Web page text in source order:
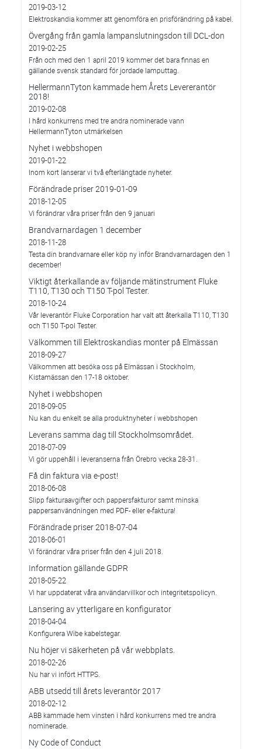
2019-03-12
Elektroskandia kommer att genomföra en prisförändring på kabel.
Övergång från gamla lampanslutningsdon till DCL-don
2019-02-25
Från och med den 1 april 2019 kommer det bara finnas en
gällande svensk standard för jordade lamputtag.
HellermannTyton kammade hem Årets Levererantör
2018!
2019-02-08
I hård konkurrens med tre andra nominerade vann
HellermannTyton utmärkelsen
Nyhet i webbshopen
2019-01-22
Inom kort lanserar vi två efterlängtade nyheter.
Förändrade priser 2019-01-09
2018-12-05
Vi förändrar våra priser från den 9 januari
Brandvarnardagen 1 december
2018-11-28
Testa din brandvarnare eller köp ny inför Brandvarnardagen den 1
december!
Viktigt återkallande av följande mätinstrument Fluke
T110, T130 och T150 T-pol Tester.
2018-10-24
Vår leverantör Fluke Corporation har valt att återkalla T110, T130
och T150 T-pol Tester.
Välkommen till Elektroskandias monter på Elmässan
2018-09-27
Välkommen att besöka oss på Elmässan i Stockholm,
Kistamässan den 17-18 oktober.
Nyhet i webbshopen
2018-09-05
Nu kan du enkelt se alla produktnyheter i webbshopen
Leverans samma dag till Stockholmsområdet.
2018-07-09
Vi gör uppehåll i leveranserna från Örebro vecka 28-31.
Få din faktura via e-post!
2018-06-08
Slipp fakturaavgifter och pappersfakturor samt minska
pappersanvändningen med PDF- eller e-faktura!
Förändrade priser 2018-07-04
2018-06-01
Vi förändrar våra priser från den 4 juli 2018.
Information gällande GDPR
2018-05-22
Vi har uppdaterat våra användarvillkor och integritetspolicyn.
Lansering av ytterligare en konfigurator
2018-04-04
Konfigurera Wibe kabelstegar.
Nu höjer vi säkerheten på vår webbplats.
2018-02-26
Nu har vi infört HTTPS.
ABB utsedd till årets leverantör 2017
2018-02-12
ABB kammade hem vinsten i hård konkurrens med tre andra
nominerade.
Ny Code of Conduct